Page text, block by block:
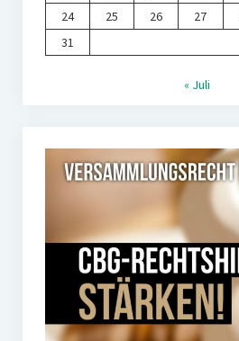
24
25 26 27
31
« Juli